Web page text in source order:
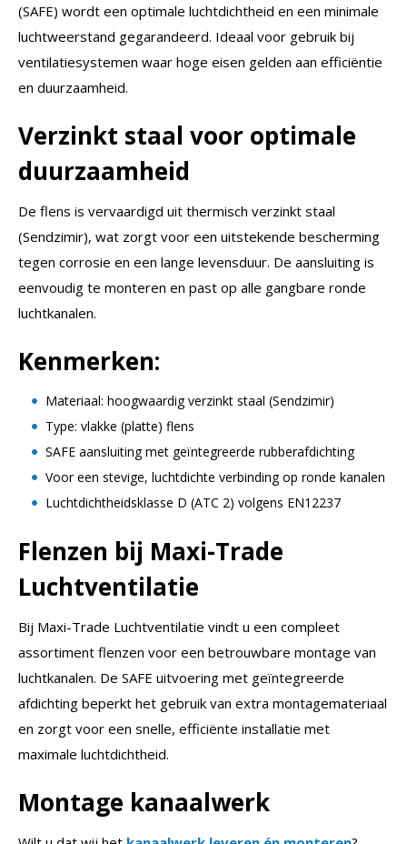
(SAFE) wordt een optimale luchtdichtheid en een minimale
luchtweerstand gegarandeerd. Ideaal voor gebruik bij
ventilatiesystemen waar hoge eisen gelden aan efficiëntie
en duurzaamheid.
Verzinkt staal voor optimale
duurzaamheid
De flens is vervaardigd uit thermisch verzinkt staal
(Sendzimir), wat zorgt voor een uitstekende bescherming
tegen corrosie en een lange levensduur. De aansluiting is
eenvoudig te monteren en past op alle gangbare ronde
luchtkanalen.
Kenmerken:
Materiaal: hoogwaardig verzinkt staal (Sendzimir)
Type: vlakke (platte) flens
SAFE aansluiting met geïntegreerde rubberafdichting
Voor een stevige, luchtdichte verbinding op ronde kanalen
Luchtdichtheidsklasse D (ATC 2) volgens EN12237
Flenzen bij Maxi-Trade
Luchtventilatie
Bij Maxi-Trade Luchtventilatie vindt u een compleet
assortiment flenzen voor een betrouwbare montage van
luchtkanalen. De SAFE uitvoering met geïntegreerde
afdichting beperkt het gebruik van extra montagemateriaal
en zorgt voor een snelle, efficiënte installatie met
maximale luchtdichtheid.
Montage kanaalwerk